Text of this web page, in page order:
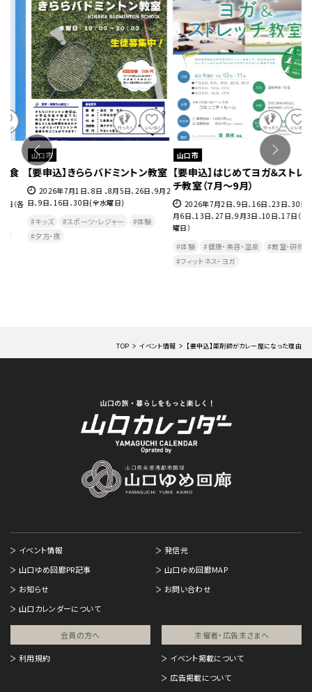
山口市
【要申込】はじめてヨガ＆ストレッ
チ教室（7月～9月）
2026年7月2日、9日、16日、23日、30日、8
山口市
【要申込】きららサッカースクール
（7月～9月）
2026年7月2日、9日、23日、30日、8月6
日、20日、27日、9月3日、10日、17日（各木曜
キッズ
体験
スポーツ・レジャー
健康・美容・温泉
教室・研修
TOP イベント情報 【要申込】薬剤師がカレー屋になった理由
イベント情報
発信元
山口ゆめ回廊PR記事
山口ゆめ回廊MAP
お知らせ
お問い合わせ
山口カレンダーについて
会員の方へ
利用規約
主催者・広告主さまへ​
イベント掲載について
広告掲載について